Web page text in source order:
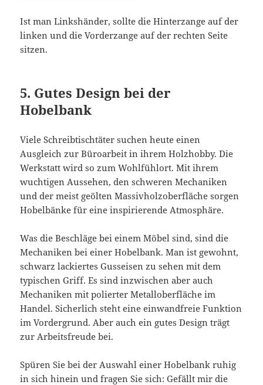
Ist man Linkshänder, sollte die Hinterzange auf der
linken und die Vorderzange auf der rechten Seite
sitzen.
5. Gutes Design bei der
Hobelbank
Viele Schreibtischtäter suchen heute einen
Ausgleich zur Büroarbeit in ihrem Holzhobby. Die
Werkstatt wird so zum Wohlfühlort. Mit ihrem
wuchtigen Aussehen, den schweren Mechaniken
und der meist geölten Massivholzoberfläche sorgen
Hobelbänke für eine inspirierende Atmosphäre.
Was die Beschläge bei einem Möbel sind, sind die
Mechaniken bei einer Hobelbank. Man ist gewohnt,
schwarz lackiertes Gusseisen zu sehen mit dem
typischen Griff. Es sind inzwischen aber auch
Mechaniken mit polierter Metalloberfläche im
Handel. Sicherlich steht eine einwandfreie Funktion
im Vordergrund. Aber auch ein gutes Design trägt
zur Arbeitsfreude bei.
Spüren Sie bei der Auswahl einer Hobelbank ruhig
in sich hinein und fragen Sie sich: Gefällt mir die